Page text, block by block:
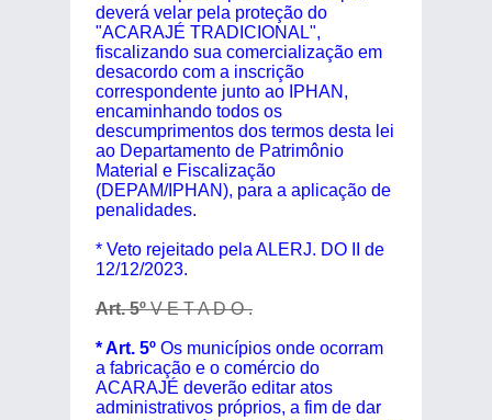
deverá velar pela proteção do
"ACARAJÉ TRADICIONAL",
fiscalizando sua comercialização em
desacordo com a inscrição
correspondente junto ao IPHAN,
encaminhando todos os
descumprimentos dos termos desta lei
ao Departamento de Patrimônio
Material e Fiscalização
(DEPAM/IPHAN), para a aplicação de
penalidades.
* Veto rejeitado pela ALERJ. DO II de
12/12/2023.
Art. 5ºV E T A D O .
* Art. 5º Os municípios onde ocorram
a fabricação e o comércio do
ACARAJÉ deverão editar atos
administrativos próprios, a fim de dar